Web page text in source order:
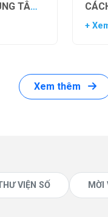
TÂM
TỐI
+
Xem thêm
VIỆN SỐ MỜI